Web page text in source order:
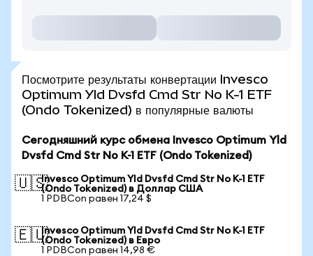
Посмотрите результаты конвертации Invesco
Optimum Yld Dvsfd Cmd Str No K-1 ETF
(Ondo Tokenized) в популярные валюты
Сегодняшний курс обмена Invesco Optimum Yld
Dvsfd Cmd Str No K-1 ETF (Ondo Tokenized)
🇺🇸Invesco Optimum Yld Dvsfd Cmd Str No K-1 ETF
(Ondo Tokenized) в Доллар США
1 PDBCon равен 17,24 $
🇪🇺Invesco Optimum Yld Dvsfd Cmd Str No K-1 ETF
(Ondo Tokenized) в Евро
1 PDBCon равен 14,98 €